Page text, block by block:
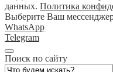
данных. Политика
Выберите Ваш
WhatsApp
Telegram
Поиск по сайту